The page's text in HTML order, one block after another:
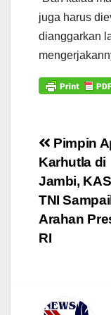
juga harus
dianggarkan
pos
Pimpin
Karhutla di
Jambi,
TNI
Arahan
RI